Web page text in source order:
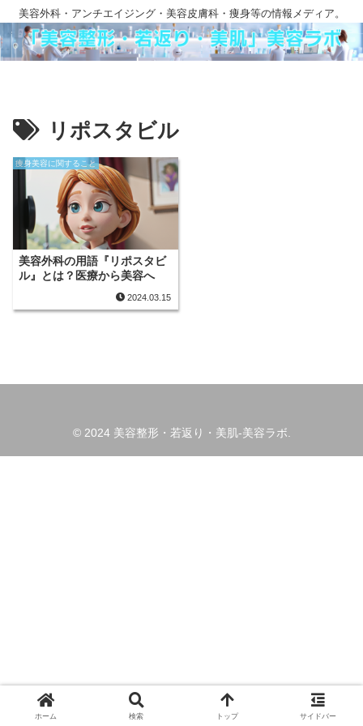
美容外科・アンチエイジング・美容皮膚科・痩身等の情報メディア。
リポスタビル
痩身美容に関すること
美容外科の用語『リポスタビ
ル』とは？医療から美容へ
2024.03.15
© 2024 美容整形・若返り・美肌-美容ラボ.
ホーム 検索 トップ サイドバー